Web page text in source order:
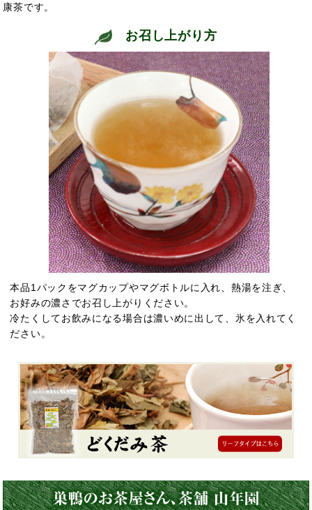
康茶です。
お召し上がり方
本品1パックをマグカップやマグボトルに入れ、熱湯を注ぎ、
お好みの濃さでお召し上がりください。
冷たくしてお飲みになる場合は濃いめに出して、氷を入れてく
ださい。